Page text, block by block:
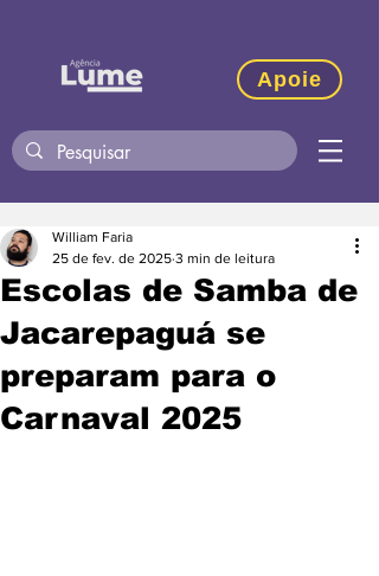
Apoie
Escolas de Samba de
Jacarepaguá se
preparam para o
Carnaval 2025
William Faria
25 de fev. de 2025 3 min de leitura